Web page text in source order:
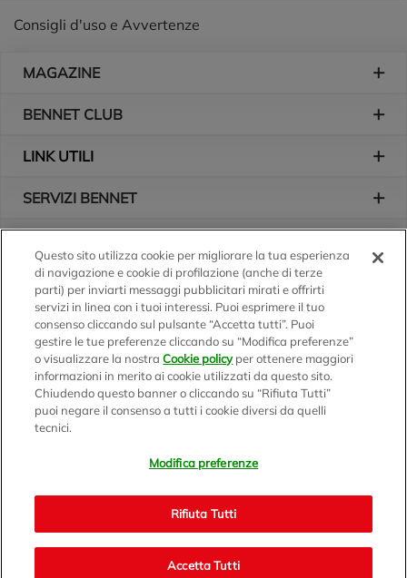
Consigli d'uso e Avvertenze
MAGAZINE
BENNET CLUB
LINK UTILI
SERVIZI BENNET
Logo Bennet
Seguici sui nostri canali
Scarica l'app
Sede Amministrativa e Commerciale: Via Enzo Ratti, 2 - 22070
Monza Brianza e Lodi 07071700152 - REA MI 1137002 -
Questo sito utilizza cookie per migliorare la tua esperienza
di navigazione e cookie di profilazione (anche di terze
parti) per inviarti messaggi pubblicitari mirati e offrirti
servizi in linea con i tuoi interessi. Puoi esprimere il tuo
consenso cliccando sul pulsante “Accetta tutti”. Puoi
gestire le tue preferenze cliccando su “Modifica preferenze”
o visualizzare la nostraCookie policyper ottenere maggiori
informazioni in merito ai cookie utilizzati da questo sito.
Chiudendo questo banner o cliccando su “Rifiuta Tutti”
puoi negare il consenso a tutti i cookie diversi da quelli
tecnici.
Modifica preferenze
Rifiuta Tutti
Accetta Tutti